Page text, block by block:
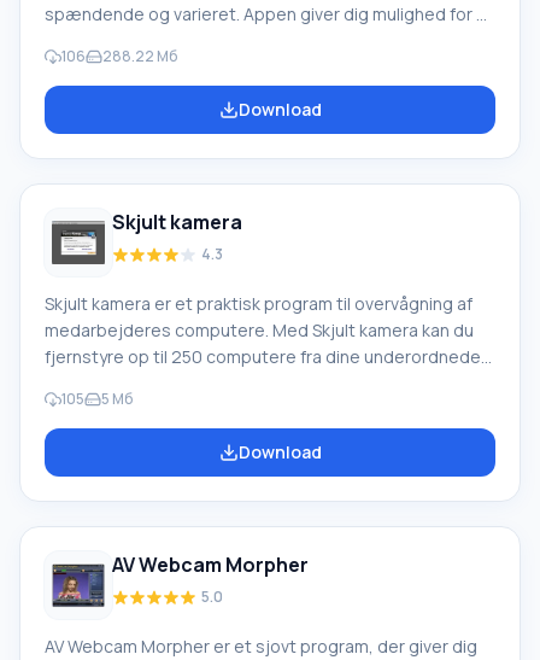
spændende og varieret. Appen giver dig mulighed for at
effekter, filtre, rammer, 3D-forvrængninger, animation,
ændre baggrunden og meget mere. En særlig funktion
ved Cyberlink YouCam: til beskyttelse af din pc er der
computeren, pr
106 288.22 Мб
Download
Skjult kamera
4.3
Skjult kamera er et praktisk program til overvågning af
medarbejderes computere. Med Skjult kamera kan du
fjernstyre op til 250 computere fra dine underordnede
et arkiv. Efter eget valg tager programmet
skærmbilleder af udvalgte computere med angivne
intervaller og gemmer dem i et arkiv. Hvert skærmbillede
105 5 Мб
Download
AV Webcam Morpher
5.0
AV Webcam Morpher er et sjovt program, der giver dig